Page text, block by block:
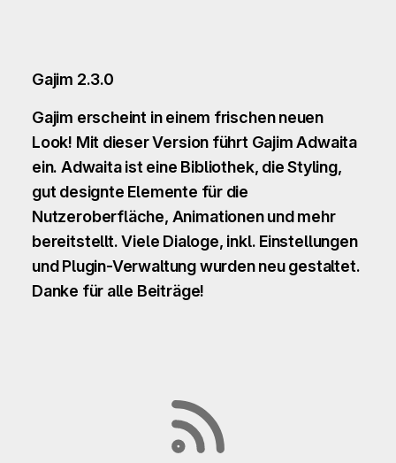
Gajim 2.3.0
Gajim erscheint in einem frischen neuen
Look! Mit dieser Version führt Gajim Adwaita
ein. Adwaita ist eine Bibliothek, die Styling,
gut designte Elemente für die
Nutzeroberfläche, Animationen und mehr
bereitstellt. Viele Dialoge, inkl. Einstellungen
und Plugin-Verwaltung wurden neu gestaltet.
Danke für alle Beiträge!